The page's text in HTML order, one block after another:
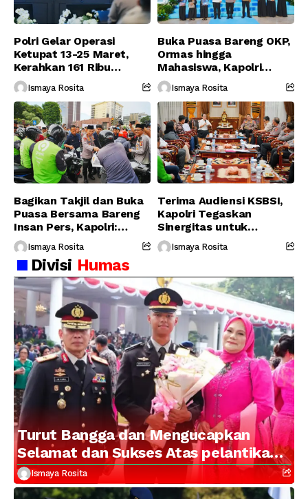
Polri Gelar Operasi
Ketupat 13-25 Maret,
Kerahkan 161 Ribu
Personel Gabungan
Ismaya Rosita
Buka Puasa Bareng OKP,
Ormas hingga
Mahasiswa, Kapolri
Serukan Jaga
Persatuan-Dukung
Program Pemerintah
Ismaya Rosita
Bagikan Takjil dan Buka
Puasa Bersama Bareng
Insan Pers, Kapolri:
Suara Media Suara
Publik
Ismaya Rosita
Terima Audiensi KSBSI,
Kapolri Tegaskan
Sinergitas untuk
Perjuangkan Hak Buruh
Ismaya Rosita
Divisi Humas
Turut Bangga dan Mengucapkan
Selamat dan Sukses Atas pelantikan
Putra Brigjen Pol Drs, A.M Kamal.
Sebagai Perwira Polri Lulusan AKPOL
Ismaya Rosita